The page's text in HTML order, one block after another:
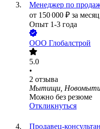
Менеджер по
от 150 000 ₽ за
Опыт 1-3 года
ООО Глобалстрой
5.0
•
2 отзыва
Мытищи,
Можно без резюме
Откликнуться
Продавец-